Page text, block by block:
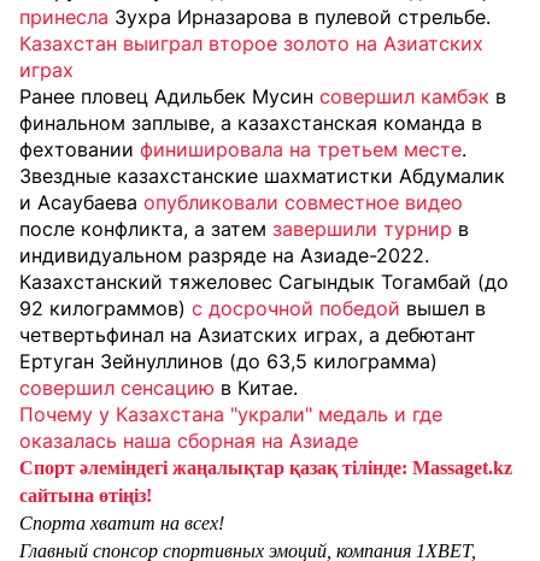
принесла Зухра Ирназарова в пулевой стрельбе.
Казахстан выиграл второе золото на Азиатских
играх
Ранее пловец Адильбек Мусин совершил камбэк в
финальном заплыве, а казахстанская команда в
фехтовании финишировала на третьем месте.
Звездные казахстанские шахматистки Абдумалик
и Асаубаева опубликовали совместное видео
после конфликта, а затем завершили турнир в
индивидуальном разряде на Азиаде-2022.
Казахстанский тяжеловес Сагындык Тогамбай (до
92 килограммов) с досрочной победой вышел в
четвертьфинал на Азиатских играх, а дебютант
Ертуган Зейнуллинов (до 63,5 килограмма)
совершил сенсацию в Китае.
Почему у Казахстана "украли" медаль и где
оказалась наша сборная на Азиаде
Спорт әлеміндегі жаңалықтар қазақ тілінде: Massaget.kz
сайтына өтіңіз!
Спорта хватит на всех!
Главный спонсор спортивных эмоций, компания 1XBET,